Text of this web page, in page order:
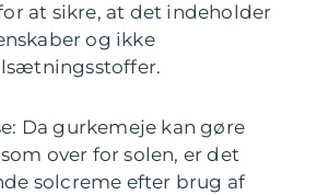
at sikre, at det indeholder
og ikke
Da gurkemeje kan gøre
over for solen, er det
solcreme efter brug af